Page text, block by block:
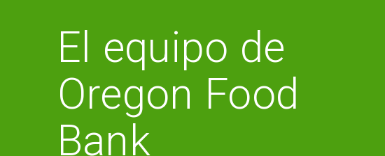
El equipo de
Oregon Food
Bank